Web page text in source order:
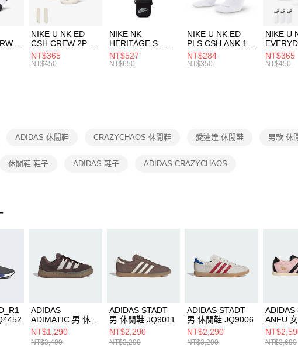
付」結帳頁面，進行簡訊認證並確
２．訂單成立數日內，您將收到繳
３．收到繳費通知簡訊後14天內
／ATM／網路銀行／等多元方式
※ 請注意：結帳手續完成當下不
絡購買商品的店家。未經商家同意
先享後付繳納相關費用。
１．透過由恩沛科技股份有限公
交易，需依本服務之必要範圍內
２．關於個人資料處理事宜，請瀏
形，恩沛科技股份有限公司將有
動。
每筆NT$100，滿NT$1,500(含
付款後門市自取
每筆NT$100，滿NT$1,500(含
中
NIKE U NK ED
CSH CREW 2P-
144 EMBRDY 男
女 短統襪
NT$365
NT$450
NIKE NK
HERITAGE S
SMIT 男女 側背包
BA5871010
NT$527
NT$650
NIKE U NK ED
PLS CSH ANK 1P
144 DBL 男 中統
襪 DH4058104
NT$284
NT$350
NIKE U
男女 短統
NT$365
NT$450
ADIDAS 休閒鞋 CRAZYCHAOS 休閒鞋 愛迪達 休閒鞋 男款 休
休閒鞋 鞋子 ADIDAS 鞋子 ADIDAS CRAZYCHAOS
ADIDAS
ADIMATIC 男 休閒
鞋 ID3947
NT$1,290
NT$3,490
ADIDAS STADT
男 休閒鞋 JQ9011
NT$2,290
NT$3,290
ADIDAS STADT
男 休閒鞋 JQ9006
NT$2,290
NT$3,290
ADIDAS
ANFU
KJ3955
NT$3,690